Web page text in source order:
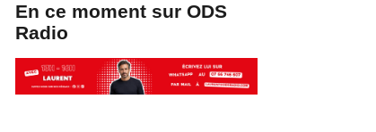
En ce moment sur ODS
Radio